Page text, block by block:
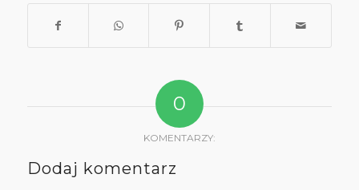
0
KOMENTARZY:
Dodaj komentarz